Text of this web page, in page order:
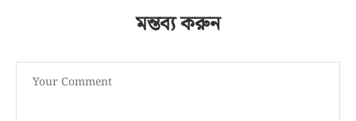
মন্তব্য করুন